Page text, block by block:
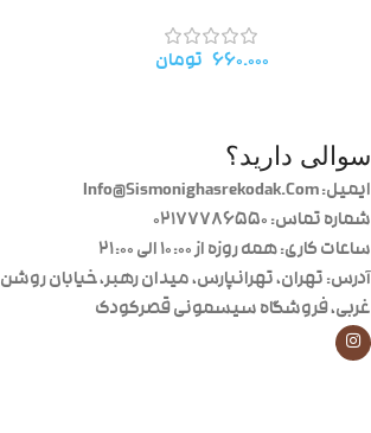
۶۶۰.۰۰۰ تومان
سوالی دارید؟
ایمیل: Info@Sismonighasrekodak.Com
شماره تماس: 02177786550
ساعات کاری: همه روزه از ۱۰:۰۰ الی ۲۱:۰۰
آدرس: تهران، تهرانپارس، میدان رهبر، خیابان روشن
غربی، فروشگاه سیسمونی قصرکودک